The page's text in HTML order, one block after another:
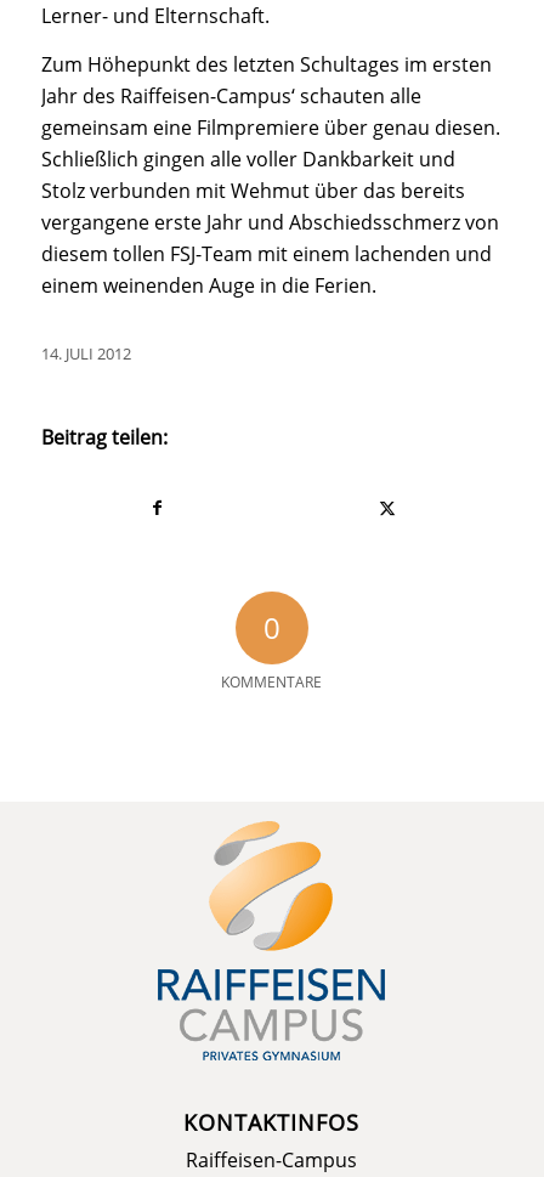
Lerner- und Elternschaft.
Zum Höhepunkt des letzten Schultages im ersten
Jahr des Raiffeisen-Campus‘ schauten alle
gemeinsam eine Filmpremiere über genau diesen.
Schließlich gingen alle voller Dankbarkeit und
Stolz verbunden mit Wehmut über das bereits
vergangene erste Jahr und Abschiedsschmerz von
diesem tollen FSJ-Team mit einem lachenden und
einem weinenden Auge in die Ferien.
14. JULI 2012
Beitrag teilen:
0
KOMMENTARE
KONTAKTINFOS
Raiffeisen-Campus